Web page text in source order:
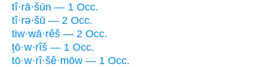
tî·rā·šūn — 1 Occ.
tî·rə·šū — 2 Occ.
tiw·wā·rêš — 2 Occ.
ṯō·w·rîš — 1 Occ.
tō·w·rî·šê·mōw — 1 Occ.